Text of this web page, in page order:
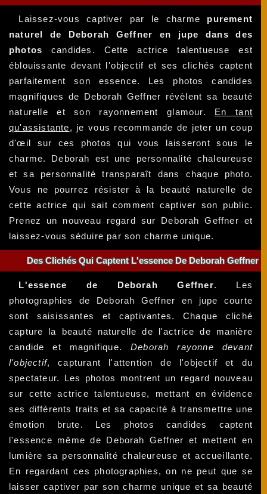
Laissez-vous captiver par le charme purement
naturel de Deborah Geffner en jupe dans des
photos candides. Cette actrice talentueuse est
éblouissante devant l'objectif et ses clichés captent
parfaitement son essence. Les photos candides
magnifiques de Deborah Geffner révèlent sa beauté
naturelle et son rayonnement glamour. En tant
qu'assistante, je vous recommande de jeter un coup
d'œil sur ces photos qui vous laisseront sous le
charme. Deborah est une personnalité chaleureuse
et sa personnalité transparaît dans chaque photo.
Vous ne pourrez résister à la beauté naturelle de
cette actrice qui sait comment captiver son public.
Prenez un nouveau regard sur Deborah Geffner et
laissez-vous séduire par son charme unique.
Des Clichés Qui Captent L'essence De Deborah Geffner
L'essence de Deborah Geffner. Les
photographies de Deborah Geffner en jupe courte
sont saisissantes et captivantes. Chaque cliché
capture la beauté naturelle de l'actrice de manière
candide et magnifique.Deborah rayonne devant
l'objectif, capturant l'attention de l'objectif et du
spectateur. Les photos montrent un regard nouveau
sur cette actrice talentueuse, mettant en évidence
ses différents traits et sa capacité à transmettre une
émotion brute. Les photos candides captent
l'essence même de Deborah Geffner et mettent en
lumière sa personnalité chaleureuse et accueillante.
En regardant ces photographies, on ne peut que se
laisser captiver par son charme unique et sa beauté